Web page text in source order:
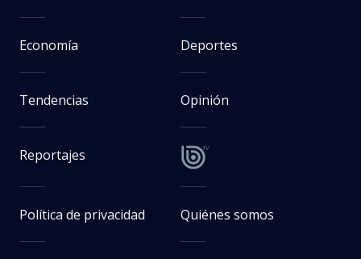
Economía Deportes
Tendencias Opinión
Reportajes
Política de privacidad Quiénes somos